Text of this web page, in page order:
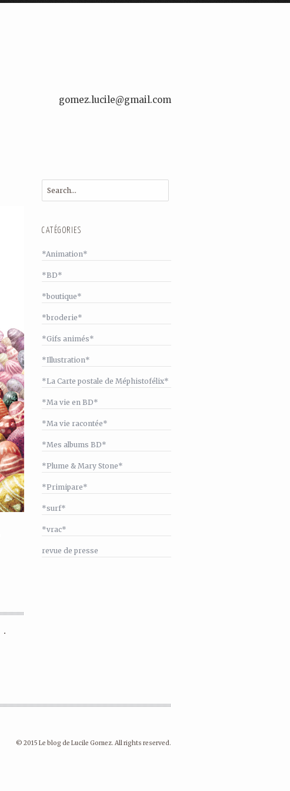
gomez.lucile@gmail.com
•
CATÉGORIES
*Animation*
*BD*
*boutique*
*broderie*
*Gifs animés*
*Illustration*
*La Carte postale de Méphistofélix*
*Ma vie en BD*
*Ma vie racontée*
*Mes albums BD*
*Plume & Mary Stone*
*Primipare*
*surf*
*vrac*
revue de presse
© 2015 Le blog de Lucile Gomez. All rights reserved.